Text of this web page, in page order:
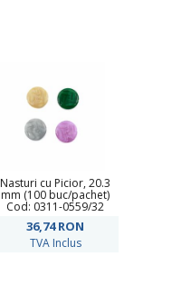
Nasturi cu Picior, 20.3
mm (100 buc/pachet)
Cod: 0311-0559/32
36,74RON
TVA Inclus